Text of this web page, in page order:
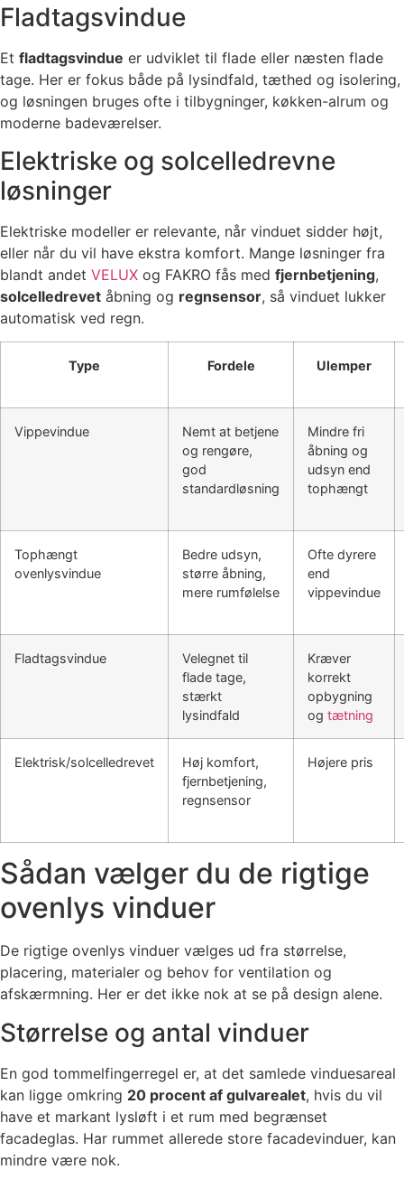
Fladtagsvindue
Et fladtagsvindue er udviklet til flade eller næsten flade
tage. Her er fokus både på lysindfald, tæthed og isolering,
og løsningen bruges ofte i tilbygninger, køkken-alrum og
moderne badeværelser.
Elektriske og solcelledrevne
løsninger
Elektriske modeller er relevante, når vinduet sidder højt,
eller når du vil have ekstra komfort. Mange løsninger fra
blandt andet VELUX og FAKRO fås med fjernbetjening,
solcelledrevet åbning og regnsensor, så vinduet lukker
automatisk ved regn.
Type Fordele Ulemper
Vippevindue
Nemt at betjene
og rengøre,
god
standardløsning
Mindre fri
åbning og
udsyn end
tophængt
Tophængt
ovenlysvindue
Bedre udsyn,
større åbning,
mere rumfølelse
Ofte dyrere
end
vippevindue
Fladtagsvindue
Velegnet til
flade tage,
stærkt
lysindfald
Kræver
korrekt
opbygning
og tætning
Elektrisk/solcelledrevet
Høj komfort,
fjernbetjening,
regnsensor
Højere pris
Sådan vælger du de rigtige
ovenlys vinduer
De rigtige ovenlys vinduer vælges ud fra størrelse,
placering, materialer og behov for ventilation og
afskærmning. Her er det ikke nok at se på design alene.
Størrelse og antal vinduer
En god tommelfingerregel er, at det samlede vinduesareal
kan ligge omkring 20 procent af gulvarealet, hvis du vil
have et markant lysløft i et rum med begrænset
facadeglas. Har rummet allerede store facadevinduer, kan
mindre være nok.